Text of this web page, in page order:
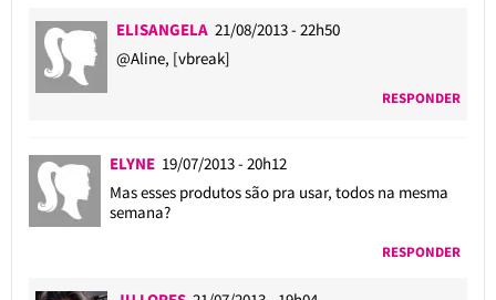
ELISANGELA21/08/2013 - 22h50
@Aline, [vbreak]
RESPONDER
ELYNE 19/07/2013 - 20h12
Mas esses produtos são pra usar, todos na mesma
semana?
RESPONDER